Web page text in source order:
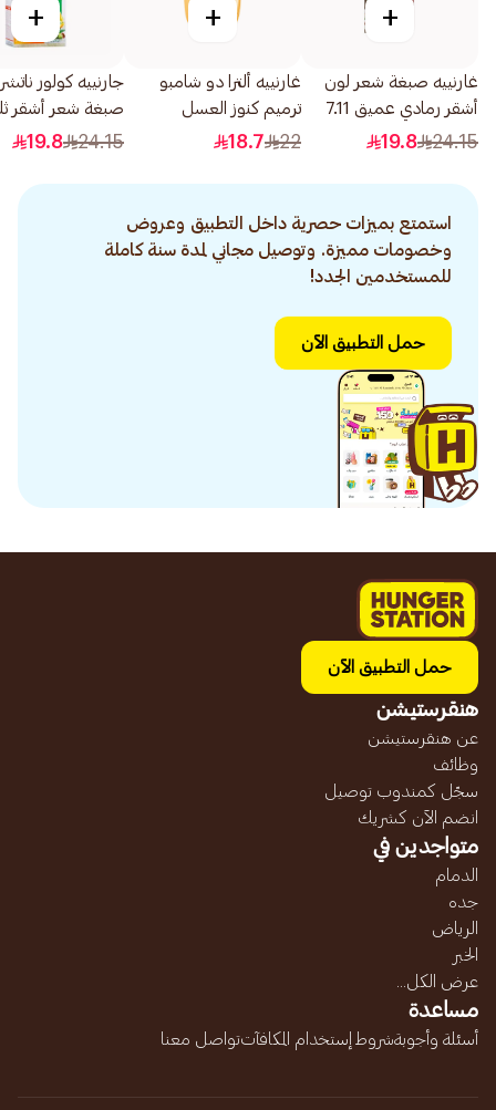
+
غارنييه صبغة شعر لون
أشقر رمادي عميق 7.11
1قطعة
24.15
19.8
+
غارنييه ألترا دو شامبو
ترميم كنوز العسل
400مل
22
18.7
+
جارنييه كولور
صبغة شعر أشقر
رقم 10 1قطعة
24.15
19.8
استمتع بميزات حصرية داخل التطبيق وعروض
وخصومات مميزة. وتوصيل مجاني لمدة سنة كاملة
للمستخدمين الجدد!
حمل التطبيق الآن
حمل التطبيق الآن
هنقرستيشن
عن هنقرستيشن
وظائف
سجّل كمندوب توصيل
انضم الآن كشريك
متواجدين في
الدمام
جده
الرياض
الخبر
عرض الكل...
مساعدة
أسئلة وأجوبةشروط إستخدام المكافآتتواصل معنا